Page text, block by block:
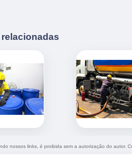
nossos links, é proibida sem a autorização do autor.